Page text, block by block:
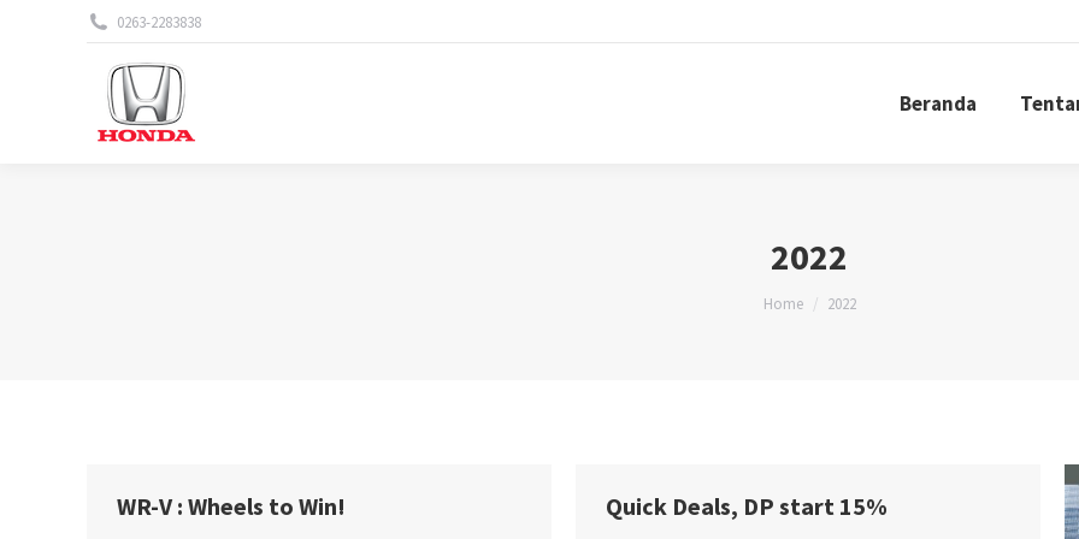
0263-2283838
Beranda
2022
You are here:
Home 2022
WR-V : Wheels to Win! Quick Deals, DP start 15%